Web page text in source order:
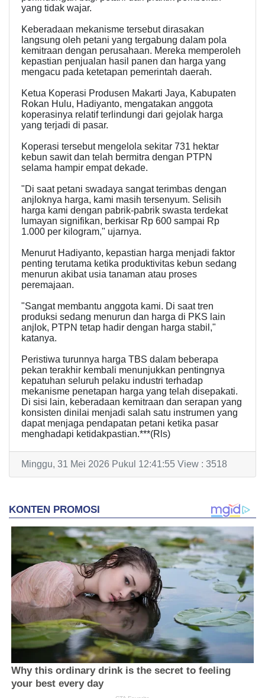
yang tidak wajar.
Keberadaan mekanisme tersebut dirasakan
langsung oleh petani yang tergabung dalam pola
kemitraan dengan perusahaan. Mereka memperoleh
kepastian penjualan hasil panen dan harga yang
mengacu pada ketetapan pemerintah daerah.
Ketua Koperasi Produsen Makarti Jaya, Kabupaten
Rokan Hulu, Hadiyanto, mengatakan anggota
koperasinya relatif terlindungi dari gejolak harga
yang terjadi di pasar.
Koperasi tersebut mengelola sekitar 731 hektar
kebun sawit dan telah bermitra dengan PTPN
selama hampir empat dekade.
"Di saat petani swadaya sangat terimbas dengan
anjloknya harga, kami masih tersenyum. Selisih
harga kami dengan pabrik-pabrik swasta terdekat
lumayan signifikan, berkisar Rp 600 sampai Rp
1.000 per kilogram," ujarnya.
Menurut Hadiyanto, kepastian harga menjadi faktor
penting terutama ketika produktivitas kebun sedang
menurun akibat usia tanaman atau proses
peremajaan.
"Sangat membantu anggota kami. Di saat tren
produksi sedang menurun dan harga di PKS lain
anjlok, PTPN tetap hadir dengan harga stabil,"
katanya.
Peristiwa turunnya harga TBS dalam beberapa
pekan terakhir kembali menunjukkan pentingnya
kepatuhan seluruh pelaku industri terhadap
mekanisme penetapan harga yang telah disepakati.
Di sisi lain, keberadaan kemitraan dan serapan yang
konsisten dinilai menjadi salah satu instrumen yang
dapat menjaga pendapatan petani ketika pasar
menghadapi ketidakpastian.***(Rls)
Minggu, 31 Mei 2026 Pukul 12:41:55 View : 3518